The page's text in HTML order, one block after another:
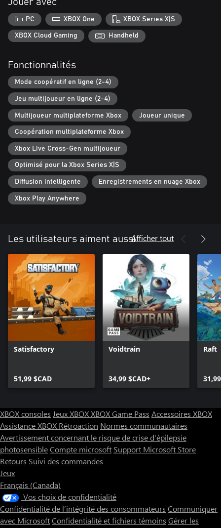
Jouer avec
PC XBOX One XBOX Series X|S
XBOX Cloud Gaming Handheld
Fonctionnalités
Mode coopératif en ligne (2-4)
Jeu multijoueur en ligne (2-4)
Multijoueur multiplateforme Xbox Joueur unique
Coopération multiplateforme Xbox
Xbox Live Cross-Gen multijoueur
Optimisé pour la Xbox Series X|S
Diffusion intelligente Enregistrements en nuage Xbox
Xbox Play Anywhere
Les utilisateurs aiment aussiAfficher tout
Satisfactory
51,99 $CAD
Voidtrain
34,99 $CAD+
Raft
XBOX consoles Jeux XBOXXBOX Game Pass Accessoires XBOX
Assistance XBOX Rétroaction Normes communautaires
Avertissement concernant le risque de crise d'épilepsie
photosensibleCompte microsoft Support Microsoft Store
Retours Suivi des commandes
Jeux
Français (Canada)
Vos choix de confidentialité
Confidentialité de l’intégrité des consommateurs Communiquer
avec MicrosoftConfidentialité et fichiers témoins Gérer les